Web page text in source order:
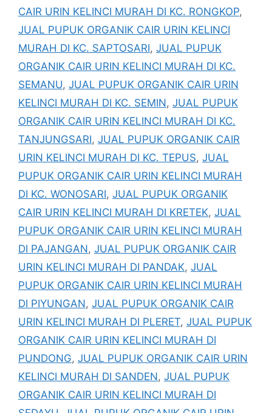
CAIR URIN KELINCI MURAH DI KC. RONGKOP,
JUAL PUPUK ORGANIK CAIR URIN KELINCI
MURAH DI KC. SAPTOSARI, JUAL PUPUK
ORGANIK CAIR URIN KELINCI MURAH DI KC.
SEMANU, JUAL PUPUK ORGANIK CAIR URIN
KELINCI MURAH DI KC. SEMIN, JUAL PUPUK
ORGANIK CAIR URIN KELINCI MURAH DI KC.
TANJUNGSARI, JUAL PUPUK ORGANIK CAIR
URIN KELINCI MURAH DI KC. TEPUS, JUAL
PUPUK ORGANIK CAIR URIN KELINCI MURAH
DI KC. WONOSARI, JUAL PUPUK ORGANIK
CAIR URIN KELINCI MURAH DI KRETEK, JUAL
PUPUK ORGANIK CAIR URIN KELINCI MURAH
DI PAJANGAN, JUAL PUPUK ORGANIK CAIR
URIN KELINCI MURAH DI PANDAK, JUAL
PUPUK ORGANIK CAIR URIN KELINCI MURAH
DI PIYUNGAN, JUAL PUPUK ORGANIK CAIR
URIN KELINCI MURAH DI PLERET, JUAL PUPUK
ORGANIK CAIR URIN KELINCI MURAH DI
PUNDONG, JUAL PUPUK ORGANIK CAIR URIN
KELINCI MURAH DI SANDEN, JUAL PUPUK
ORGANIK CAIR URIN KELINCI MURAH DI